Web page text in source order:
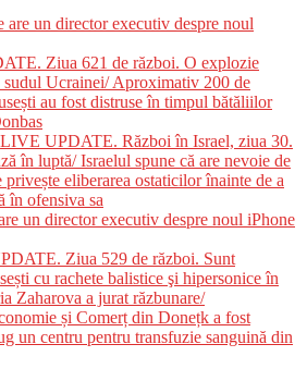
are un director executiv despre noul
Ziua 621 de război. O explozie
sudul Ucrainei/ Aproximativ 200 de
au fost distruse în timpul bătăliilor
LIVE UPDATE. Război în Israel, ziua 30.
în luptă/ Israelul spune că are nevoie de
privește eliberarea ostaticilor înainte de a
în ofensiva sa
un director executiv despre noul iPhone
Ziua 529 de război. Sunt
cu rachete balistice şi hipersonice în
Zaharova a jurat răzbunare/
și Comerț din Donețk a fost
un centru pentru transfuzie sanguină din